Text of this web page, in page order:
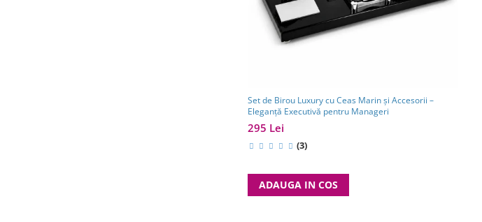
Set de Birou Luxury cu Ceas Marin și Accesorii –
Eleganță Executivă pentru Manageri
295 Lei
(3)
ADAUGA IN COS